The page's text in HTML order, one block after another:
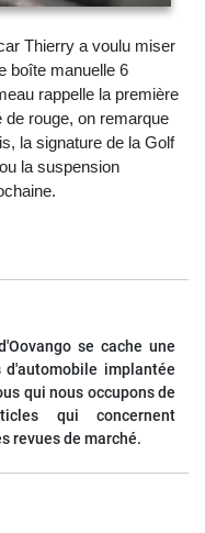
Thierry a voulu miser
boîte manuelle 6
rappelle la première
de rouge, on remarque
la signature de la Golf
la suspension
se cache une
implantée
qui nous occupons de
qui concernent
revues de marché.